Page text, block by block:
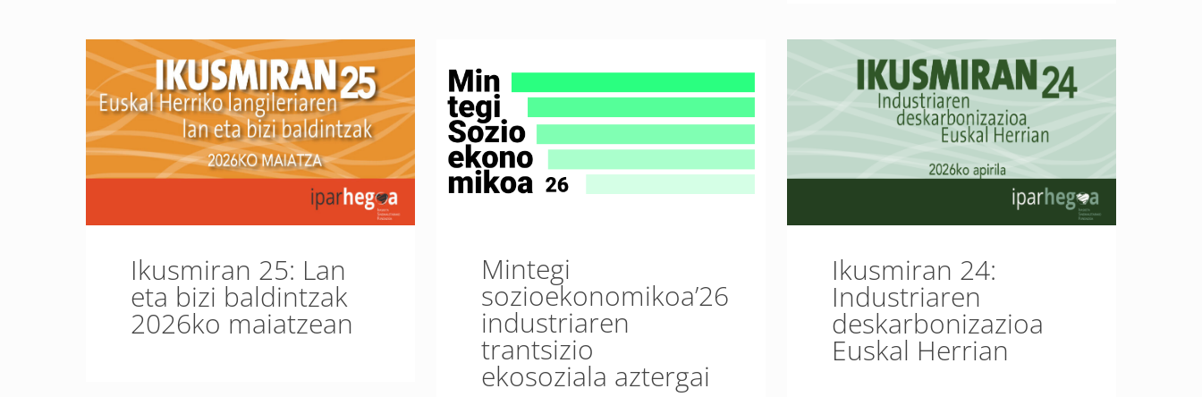
Ikusmiran 25: Lan
eta bizi baldintzak
2026ko maiatzean
Mintegi
sozioekonomikoa’26
industriaren
trantsizio
ekosoziala aztergai
Ikusmiran 24:
Industriaren
deskarbonizazioa
Euskal Herrian